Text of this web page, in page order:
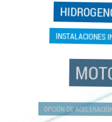
INSTALACIONES
OPCIÓN DE